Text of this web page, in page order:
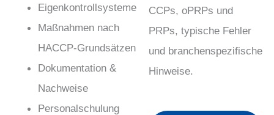
Eigenkontrollsysteme
Maßnahmen nach
HACCP-Grundsätzen
Dokumentation &
Nachweise
Personalschulung
CCPs, oPRPs und
PRPs, typische Fehler
und branchenspezifische
Hinweise.